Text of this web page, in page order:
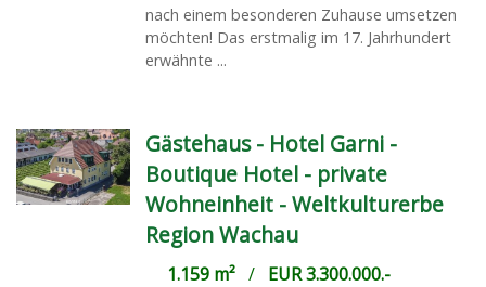
nach einem besonderen Zuhause umsetzen
möchten! Das erstmalig im 17. Jahrhundert
erwähnte ...
Gästehaus - Hotel Garni -
Boutique Hotel - private
Wohneinheit - Weltkulturerbe
Region Wachau
1.159 m²/ EUR 3.300.000.-